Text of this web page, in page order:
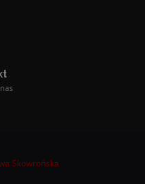
Skowrońska